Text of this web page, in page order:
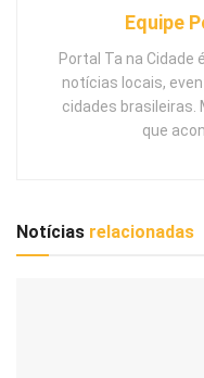
Equipe
Portal Ta na Cidade
notícias locais,
cidades brasileiras.
que
Notícias relacionadas